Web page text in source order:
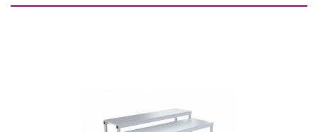
Тумбы, шкафы и тележки диагностические /